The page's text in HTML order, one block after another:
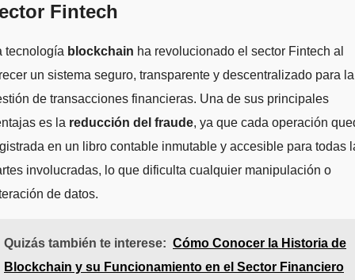
Fintech
tecnología blockchain ha revolucionado el sector Fintech al
un sistema seguro, transparente y descentralizado para la
de transacciones financieras. Una de sus principales
es la reducción del fraude, ya que cada operación
en un libro contable inmutable y accesible para todas
involucradas, lo que dificulta cualquier manipulación o
de datos.
Quizás también te interese: Cómo Conocer la Historia de
Blockchain y su Funcionamiento en el Sector Financiero